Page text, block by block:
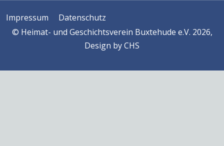
Impressum
Datenschutz
© Heimat- und Geschichtsverein Buxtehude e.V. 2026,
Design byCHS